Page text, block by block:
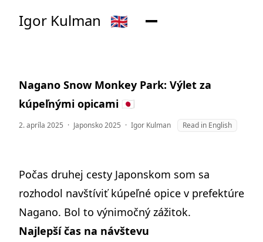
Igor Kulman 🇬🇧
Nagano Snow Monkey Park: Výlet za
kúpeľnými opicami 🇯🇵
2. apríla 2025 · Japonsko 2025 · Igor Kulman Read in English
Počas druhej cesty Japonskom som sa
rozhodol navštíviť kúpeľné opice v prefektúre
Nagano. Bol to výnimočný zážitok.
Najlepší čas na návštevu